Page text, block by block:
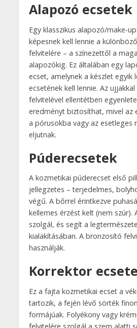
Alapozó ecsetek
Egy klasszikus alapozó/make-
képesnek kell lennie a
felvitelére – a színezettől a
alapozókig. Ez általában egy
ecset, amelynek a készlet
ecsetének kell lennie. Az
felvitelével ellentétben
eredményt biztosíthat, mivel az
a pórusokba vagy az esetleges
eljutnak.
Púderecsetek
A kozmetikai púderecset első
jellegzetes – terjedelmes,
végű. A bőrrel érintkezve
kellemes érzést kelt (nem szúr).
szolgál, és segít a
kialakításában. A bronzosító
használják.
Korrektor
Ez a fajta kozmetikai ecset a
tartozik, a fején lévő sörték
formájúak. Folyékony vagy
felvitelére szolgál a szem alatti